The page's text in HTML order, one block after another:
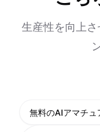
生産性を向上
無料のAIアマチュ